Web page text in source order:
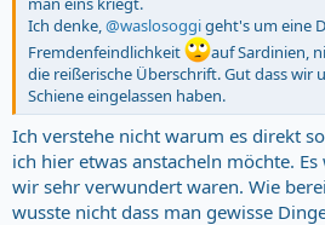
Ich denke, @waslosoggigeht's um eine
Fremdenfeindlichkeit
auf Sardinien,
die reißerische Überschrift. Gut dass wir
Schiene eingelassen haben.
Ich verstehe nicht warum es direkt
ich hier etwas anstacheln möchte.
wir sehr verwundert waren. Wie
wusste nicht dass man gewisse